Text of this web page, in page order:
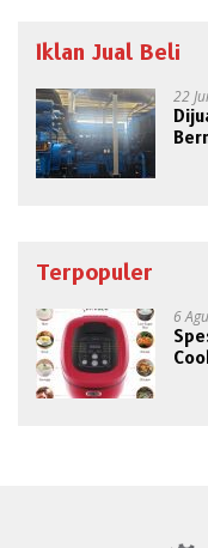
Iklan Jual Beli
22
Terpopuler
6